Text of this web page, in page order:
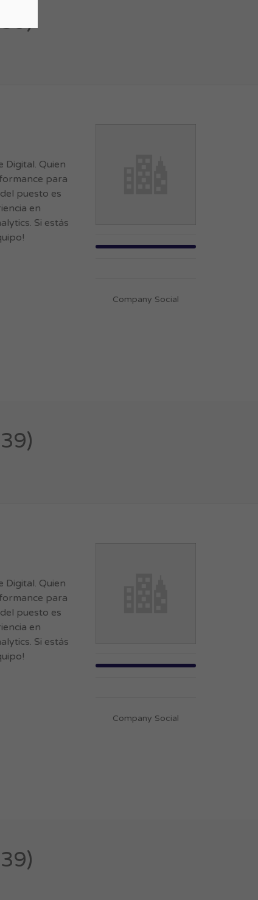
Quien
para
puesto es
en
Si estás
Company Social
Quien
para
puesto es
en
Si estás
Company Social